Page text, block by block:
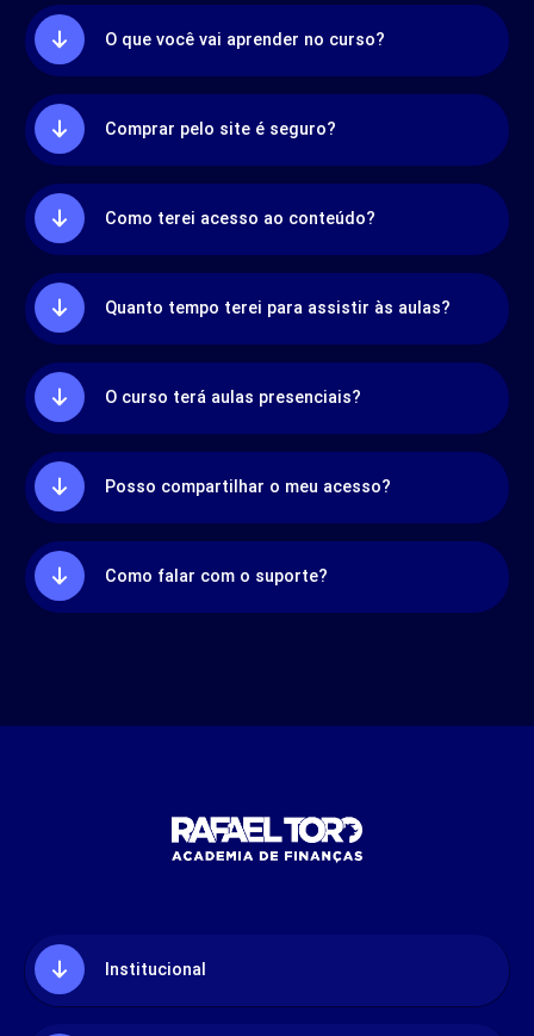
O que você vai aprender no curso?
Comprar pelo site é seguro?
Como terei acesso ao conteúdo?
Quanto tempo terei para assistir às aulas?
O curso terá aulas presenciais?
Posso compartilhar o meu acesso?
Como falar com o suporte?
Institucional